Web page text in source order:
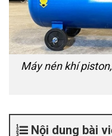
Máy nén khí
Nội dung bài